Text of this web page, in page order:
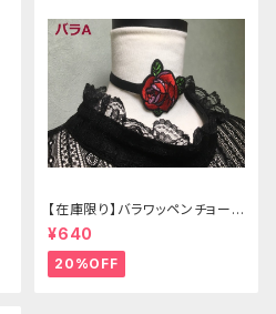
【在庫限り】バラワッペンチョーカ
ー
¥640
20%OFF